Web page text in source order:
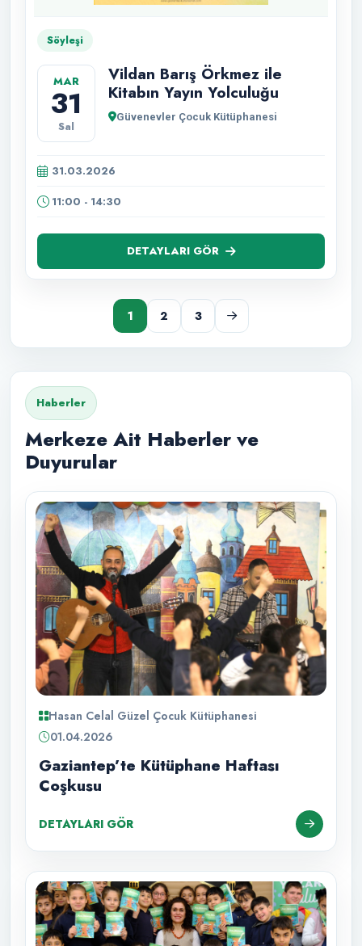
Söyleşi
MAR
31
Sal
Vildan Barış Örkmez ile
Kitabın Yayın Yolculuğu
Güvenevler Çocuk Kütüphanesi
31.03.2026
11:00 - 14:30
DETAYLARI GÖR
1 2 3
Haberler
Merkeze Ait Haberler ve
Duyurular
Hasan Celal Güzel Çocuk Kütüphanesi
01.04.2026
Gaziantep’te Kütüphane Haftası
Coşkusu
DETAYLARI GÖR